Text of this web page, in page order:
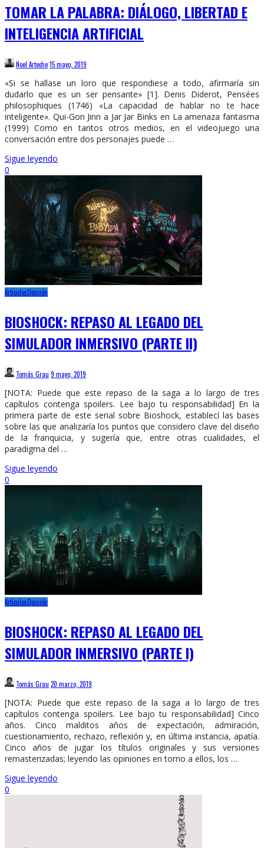
TOMAR LA PALABRA: DIÁLOGO, LIBERTAD E
INTELIGENCIA ARTIFICIAL
Noel Arteche15 mayo, 2019
«Si se hallase un loro que respondiese a todo, afirmaría sin
dudarlo que es un ser pensante» [1]. Denis Diderot, Pensées
philosophiques (1746) «La capacidad de hablar no te hace
inteligente». Qui-Gon Jinn a Jar Jar Binks en La amenaza fantasma
(1999) Como en tantos otros medios, en el videojuego una
conversación entre dos personajes puede …
Sigue leyendo
0
ArtículosOpinión
BIOSHOCK: REPASO AL LEGADO DEL
SIMULADOR INMERSIVO (PARTE II)
Tomás Grau 9 mayo, 2019
[NOTA: Puede que este repaso de la saga a lo largo de tres
capítulos contenga spoilers. Lee bajo tu responsabilidad] En la
primera parte de este serial sobre Bioshock, establecí las bases
sobre las que analizaría los puntos que considero clave del diseño
de la franquicia, y sugería que, entre otras cualidades, el
paradigma del …
Sigue leyendo
0
ArtículosOpinión
BIOSHOCK: REPASO AL LEGADO DEL
SIMULADOR INMERSIVO (PARTE I)
Tomás Grau 20 marzo, 2019
[NOTA: Puede que este repaso de la saga a lo largo de tres
capítulos contenga spoilers. Lee bajo tu responsabilidad] Cinco
años. Cinco malditos años de expectación, admiración,
cuestionamiento, rechazo, reflexión y, en última instancia, apatía.
Cinco años de jugar los títulos originales y sus versiones
remasterizadas; leyendo las opiniones en torno a ellos, los …
Sigue leyendo
0